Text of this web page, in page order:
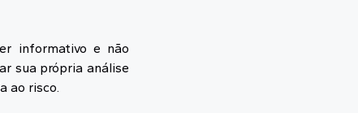
informativo e não
sua própria análise
ao risco.